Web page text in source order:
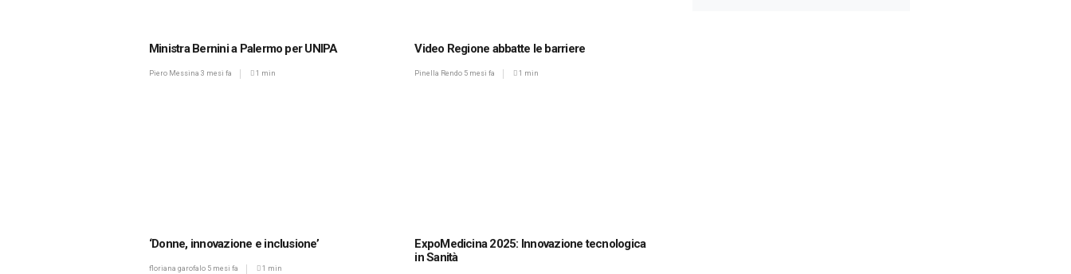
Ministra Bernini a Palermo per UNIPA
Piero Messina 3 mesi fa 1 min
Video Regione abbatte le barriere
Pinella Rendo 5 mesi fa 1 min
‘Donne, innovazione e inclusione’
floriana garofalo 5 mesi fa 1 min
ExpoMedicina 2025: Innovazione tecnologica
in Sanità